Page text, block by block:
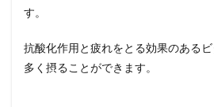
す。
抗酸化作用と疲れをとる効果のある
多く摂ることができます。